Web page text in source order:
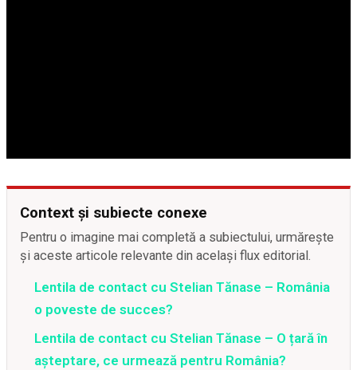
Context și subiecte conexe
Pentru o imagine mai completă a subiectului, urmărește
și aceste articole relevante din același flux editorial.
Lentila de contact cu Stelian Tănase – România
o poveste de succes?
Lentila de contact cu Stelian Tănase – O țară în
așteptare, ce urmează pentru România?